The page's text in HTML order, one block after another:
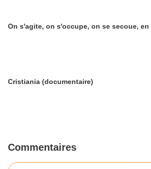
On s'agite, on s'occupe, on se secoue,
Cristiania (documentaire)
Commentaires